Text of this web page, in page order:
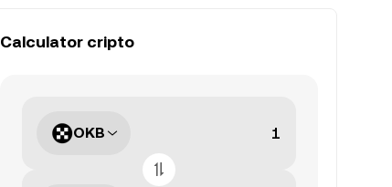
Calculator cripto
OKB